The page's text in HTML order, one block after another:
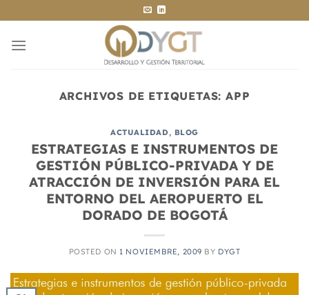
al
contenido
ARCHIVOS DE ETIQUETAS: APP
ACTUALIDAD, BLOG
ESTRATEGIAS E INSTRUMENTOS DE
GESTIÓN PÚBLICO-PRIVADA Y DE
ATRACCIÓN DE INVERSIÓN PARA EL
ENTORNO DEL AEROPUERTO EL
DORADO DE BOGOTÁ
POSTED ON 1 NOVIEMBRE, 2009 BY DYGT